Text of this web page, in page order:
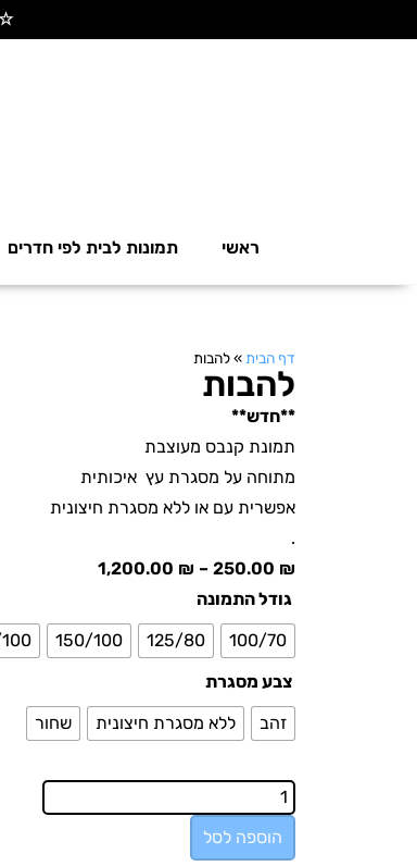
☆
ראשי תמונות לבית לפי חדרים
דף הבית »להבות
להבות
**חדש**
תמונת קנבס מעוצבת
מתוחה על מסגרת עץ איכותית
אפשרית עם או ללא מסגרת חיצונית
.
250.00 ₪
–
1,200.00 ₪
גודל התמונה
100/70
125/80
150/100
צבע מסגרת
זהב
ללא מסגרת חיצונית שחור
הוספה לסל